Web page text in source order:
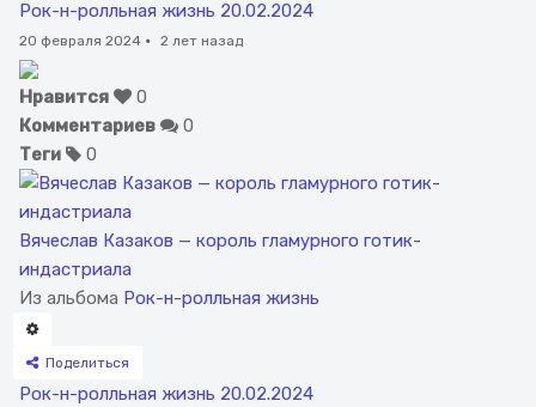
Рок-н-ролльная жизнь 20.02.2024
20 февраля 2024 · 2 лет назад
Нравится
0
Комментариев
0
Теги
0
Вячеслав Казаков — король гламурного готик-
индастриала
Из альбома Рок-н-ролльная жизнь
Поделиться
Рок-н-ролльная жизнь 20.02.2024